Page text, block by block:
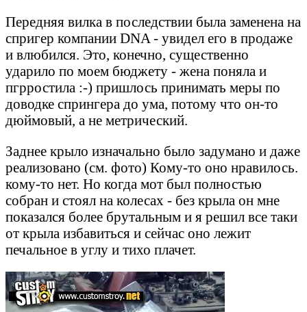
Передняя вилка в последствии была заменена на
спригер компании DNA - увидел его в продаже
и влюбился. Это, конечно, существенно
ударило по моем бюджету - жена поняла и
пгрростила :-) пришлось принимать меры по
доводке спрингера до ума, потому что он-то
дюймовый, а не метрический.
Заднее крыло изначально было задумано и даже
реализовано (см. фото) Кому-то оно нравилось.
кому-то нет. Но когда мот был полностью
собран и стоял на колесах - без крыла он мне
показался более брутальным и я решил все таки
от крыла избавиться и сейчас оно лежит
печальное в углу и тихо плачет.